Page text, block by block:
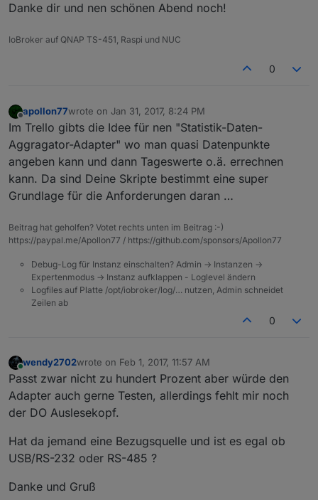
Danke dir und nen schönen Abend noch!
IoBroker auf QNAP TS-451, Raspi und NUC
0
Offline
apollon77wrote on Jan 31, 2017, 8:24 PM
last edited by
Im Trello gibts die Idee für nen "Statistik-Daten-
Aggragator-Adapter" wo man quasi Datenpunkte
angeben kann und dann Tageswerte o.ä. errechnen
kann. Da sind Deine Skripte bestimmt eine super
Grundlage für die Anforderungen daran …
Beitrag hat geholfen? Votet rechts unten im Beitrag :-)
https://paypal.me/Apollon77 / https://github.com/sponsors/Apollon77
Debug-Log für Instanz einschalten? Admin -> Instanzen ->
Expertenmodus -> Instanz aufklappen - Loglevel ändern
Logfiles auf Platte /opt/iobroker/log/… nutzen, Admin schneidet
Zeilen ab
0
Online
wendy2702wrote on Feb 1, 2017, 11:57 AM
last edited by
Passt zwar nicht zu hundert Prozent aber würde den
Adapter auch gerne Testen, allerdings fehlt mir noch
der DO Auslesekopf.
Hat da jemand eine Bezugsquelle und ist es egal ob
USB/RS-232 oder RS-485 ?
Danke und Gruß